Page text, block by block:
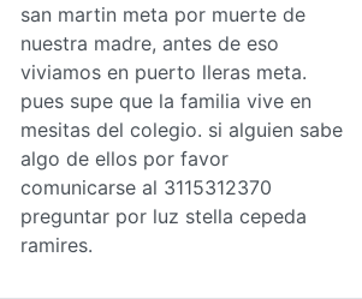
san martin meta por muerte de
nuestra madre, antes de eso
viviamos en puerto lleras meta.
pues supe que la familia vive en
mesitas del colegio. si alguien sabe
algo de ellos por favor
comunicarse al 3115312370
preguntar por luz stella cepeda
ramires.